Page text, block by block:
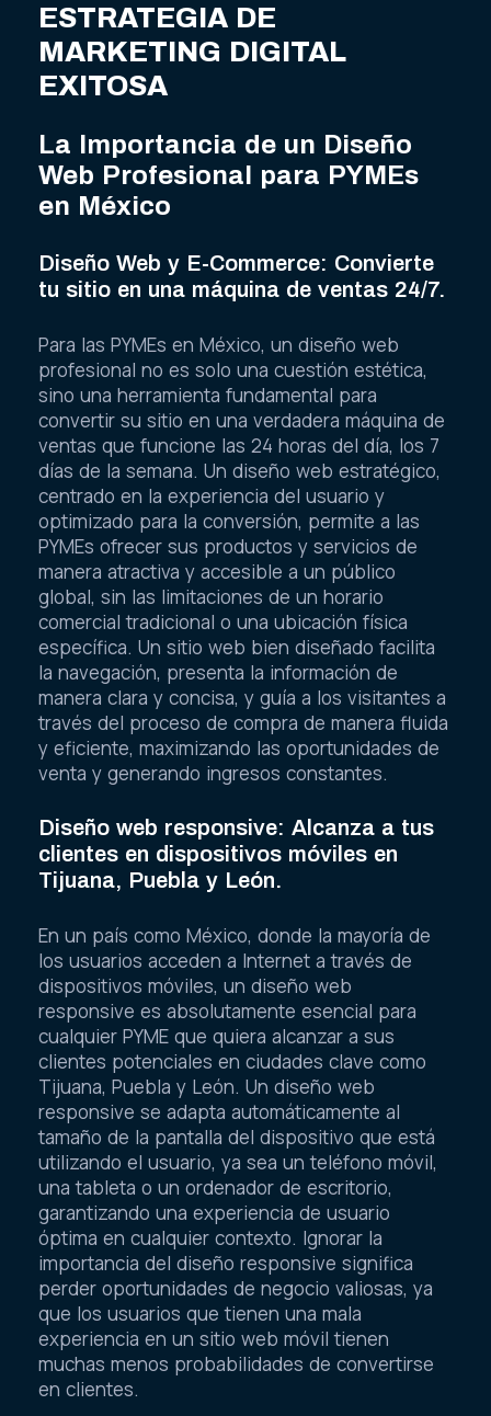
ESTRATEGIA DE
MARKETING DIGITAL
EXITOSA
La Importancia de un Diseño
Web Profesional para PYMEs
en México
Diseño Web y E-Commerce: Convierte
tu sitio en una máquina de ventas 24/7.
Para las PYMEs en México, un diseño web
profesional no es solo una cuestión estética,
sino una herramienta fundamental para
convertir su sitio en una verdadera máquina de
ventas que funcione las 24 horas del día, los 7
días de la semana. Un diseño web estratégico,
centrado en la experiencia del usuario y
optimizado para la conversión, permite a las
PYMEs ofrecer sus productos y servicios de
manera atractiva y accesible a un público
global, sin las limitaciones de un horario
comercial tradicional o una ubicación física
específica. Un sitio web bien diseñado facilita
la navegación, presenta la información de
manera clara y concisa, y guía a los visitantes a
través del proceso de compra de manera fluida
y eficiente, maximizando las oportunidades de
venta y generando ingresos constantes.
Diseño web responsive: Alcanza a tus
clientes en dispositivos móviles en
Tijuana, Puebla y León.
En un país como México, donde la mayoría de
los usuarios acceden a Internet a través de
dispositivos móviles, un diseño web
responsive es absolutamente esencial para
cualquier PYME que quiera alcanzar a sus
clientes potenciales en ciudades clave como
Tijuana, Puebla y León. Un diseño web
responsive se adapta automáticamente al
tamaño de la pantalla del dispositivo que está
utilizando el usuario, ya sea un teléfono móvil,
una tableta o un ordenador de escritorio,
garantizando una experiencia de usuario
óptima en cualquier contexto. Ignorar la
importancia del diseño responsive significa
perder oportunidades de negocio valiosas, ya
que los usuarios que tienen una mala
experiencia en un sitio web móvil tienen
muchas menos probabilidades de convertirse
en clientes.